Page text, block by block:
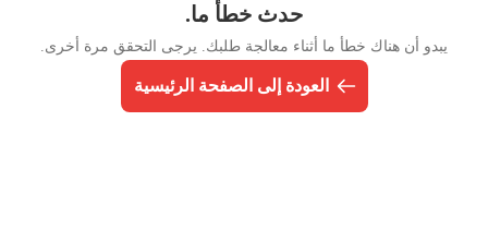
حدث خطأ ما.
يبدو أن هناك خطأ ما أثناء معالجة طلبك. يرجى التحقق مرة أخرى.
العودة إلى الصفحة الرئيسية